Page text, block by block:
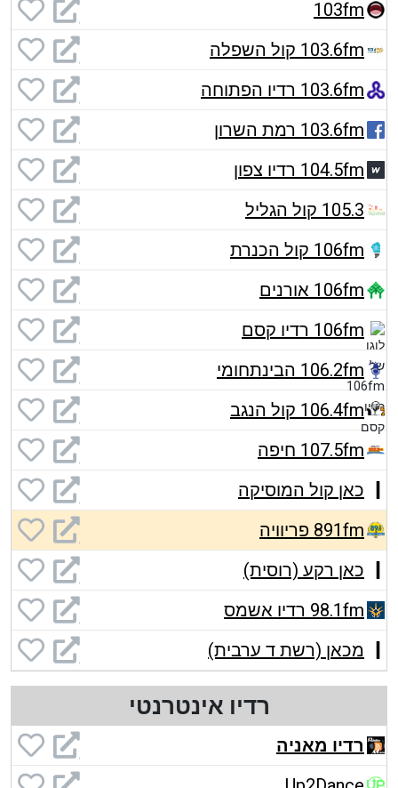
103fm
103.6fm קול השפלה
103.6fm רדיו הפתוחה
103.6fm רמת השרון
104.5fm רדיו צפון
105.3 קול הגליל
106fm קול הכנרת
106fm אורנים
106fm רדיו קסם
106.2fm הבינתחומי
106.4fm קול הנגב
107.5fm חיפה
כאן קול המוסיקה
891fm פריוויה
כאן רקע (רוסית)
98.1fm רדיו אשמס
מכאן (רשת ד ערבית)
רדיו אינטרנטי
רדיו מאניה